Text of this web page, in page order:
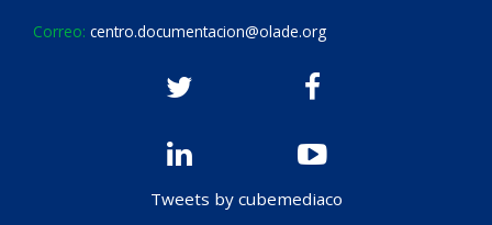
Correo: centro.documentacion@olade.org
Tweets by cubemediaco